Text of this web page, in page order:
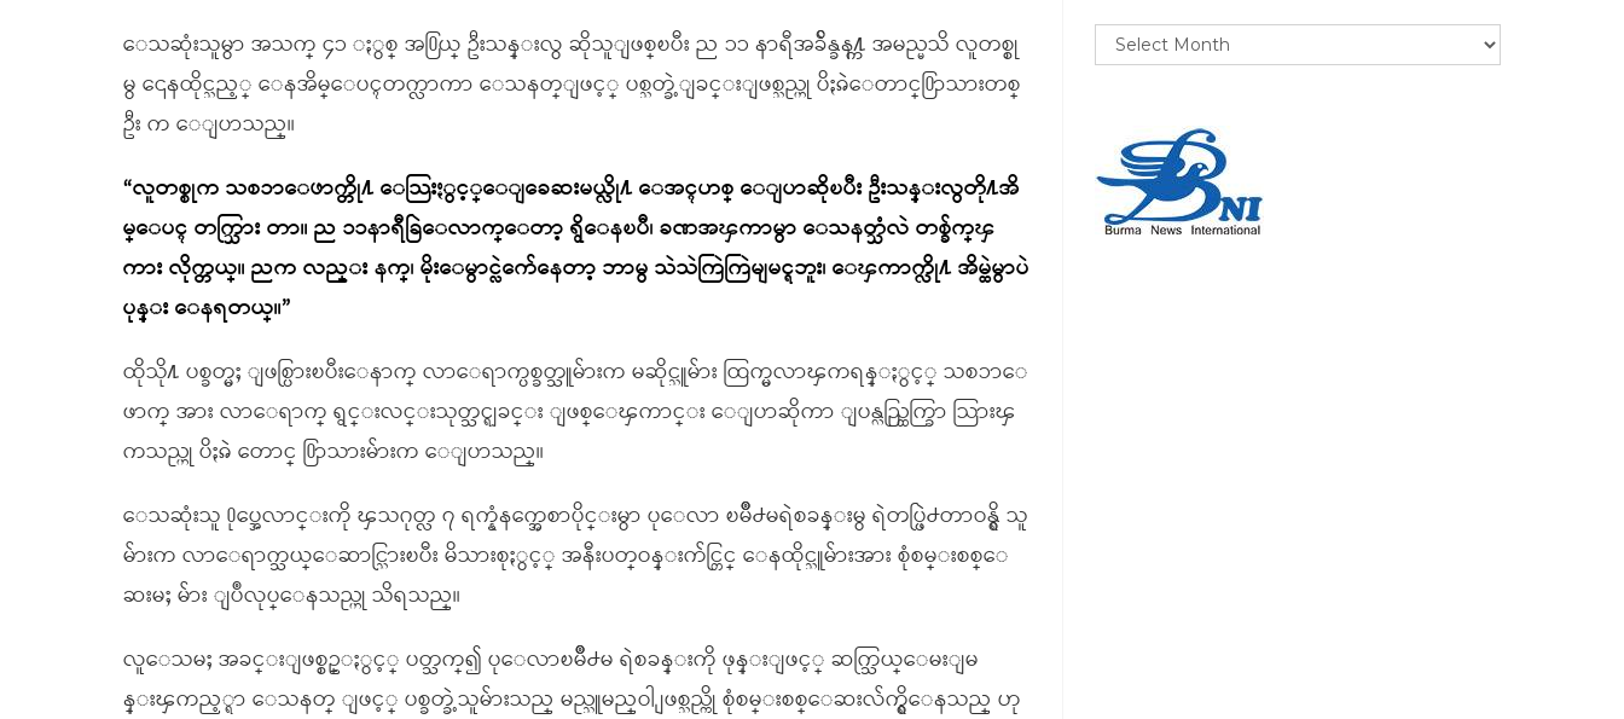
ေသဆုံးသူမွာ အသက္ ၄၁ ႏွစ္ အ႐ြယ္ ဦးသန္းလွ ဆိုသူျဖစ္ၿပီး ည ၁၁ နာရီအခ်ိန္ခန႔္က အမည္မသိ လူတစ္စု
မွ ၎ေနထိုင္သည့္ ေနအိမ္ေပၚတက္လာကာ ေသနတ္ျဖင့္ ပစ္သတ္ခဲ့ျခင္းျဖစ္သည္ဟု ပိႏၷဲေတာင္႐ြာသားတစ္
ဦး က ေျပာသည္။
“လူတစ္စုက သစၥာေဖာက္တို႔ ေသြးႏွင့္ေျခေဆးမယ္လို႔ ေအၚဟစ္ ေျပာဆိုၿပီး ဦးသန္းလွတို႔အိ
မ္ေပၚ တက္သြား တာ။ ည ၁၁နာရီခြဲေလာက္ေတာ့ ရွိေနၿပီ၊ ခဏအၾကာမွာ ေသနတ္သံလဲ တစ္ခ်က္ၾ
ကား လိုက္တယ္။ ညက လည္း နက္၊ မိုးေမွာင္လဲက်ေနေတာ့ ဘာမွ သဲသဲကြဲကြဲမျမင္ရဘူး၊ ေၾကာက္လို႔ အိမ္ထဲမွာပဲ
ပုန္း ေနရတယ္။”
ထိုသို႔ ပစ္ခတ္မႈ ျဖစ္ပြားၿပီးေနာက္ လာေရာက္ပစ္ခတ္သူမ်ားက မဆိုင္သူမ်ား ထြက္မလာၾကရန္ႏွင့္ သစၥာေ
ဖာက္ အား လာေရာက္ ရွင္းလင္းသုတ္သင္ရျခင္း ျဖစ္ေၾကာင္း ေျပာဆိုကာ ျပန္လည္ထြက္ခြာ သြားၾ
ကသည္ဟု ပိႏၷဲ ေတာင္ ႐ြာသားမ်ားက ေျပာသည္။
ေသဆုံးသူ ႐ုပ္အေလာင္းကို ၾသဂုတ္လ ၇ ရက္နံနက္အေစာပိုင္းမွာ ပုေလာ ၿမိဳ႕မရဲစခန္းမွ ရဲတပ္ဖြဲ႕တာဝန္ရွိ သူ
မ်ားက လာေရာက္သယ္ေဆာင္သြားၿပီး မိသားစုႏွင့္ အနီးပတ္ဝန္းက်င္တြင္ ေနထိုင္သူမ်ားအား စုံစမ္းစစ္ေ
ဆးမႈ မ်ား ျပဳလုပ္ေနသည္ဟု သိရသည္။
လူေသမႈ အခင္းျဖစ္စဥ္ႏွင့္ ပတ္သက္၍ ပုေလာၿမိဳ႕မ ရဲစခန္းကို ဖုန္းျဖင့္ ဆက္သြယ္ေမးျမ
န္းၾကည့္ရာ ေသနတ္ ျဖင့္ ပစ္ခတ္ခဲ့သူမ်ားသည္ မည္သူမည္ဝါ ျဖစ္သည္ကို စုံစမ္းစစ္ေဆးလ်က္ရွိေနသည္ ဟု